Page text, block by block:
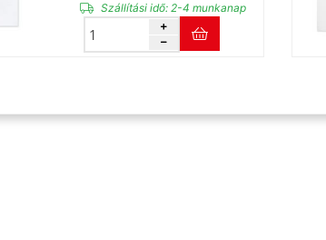
Szállítási idő: 2-4 munkanap